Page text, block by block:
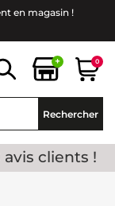
en magasin !
+ 0
Rechercher
avis clients !